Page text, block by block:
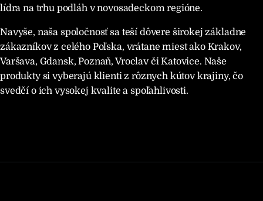
lídra na trhu podláh v novosadeckom regióne.
Navyše, naša spoločnosť sa teší dôvere širokej základne
zákazníkov z celého Poľska, vrátane miest ako Krakov,
Varšava, Gdansk, Poznaň, Vroclav či Katovice. Naše
produkty si vyberajú klienti z rôznych kútov krajiny, čo
svedčí o ich vysokej kvalite a spoľahlivosti.